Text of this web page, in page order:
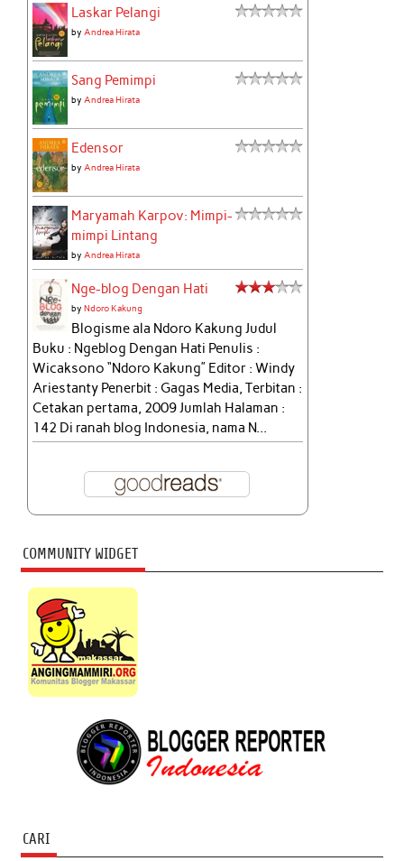
Laskar Pelangi
byAndrea Hirata
Sang Pemimpi
byAndrea Hirata
Edensor
byAndrea Hirata
Maryamah Karpov: Mimpi-
mimpi Lintang
byAndrea Hirata
Nge-blog Dengan Hati
byNdoro Kakung
Blogisme ala Ndoro Kakung Judul
Buku : Ngeblog Dengan Hati Penulis :
Wicaksono “Ndoro Kakung” Editor : Windy
Ariestanty Penerbit : Gagas Media, Terbitan :
Cetakan pertama, 2009 Jumlah Halaman :
142 Di ranah blog Indonesia, nama N...
COMMUNITY WIDGET
CARI